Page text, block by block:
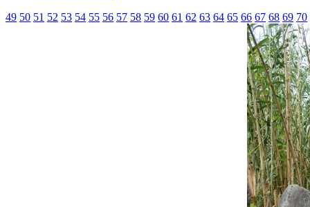
49 50 51 52 53 54 55 56 57 58 59 60 61 62 63 64 65 66 67 68 69 70